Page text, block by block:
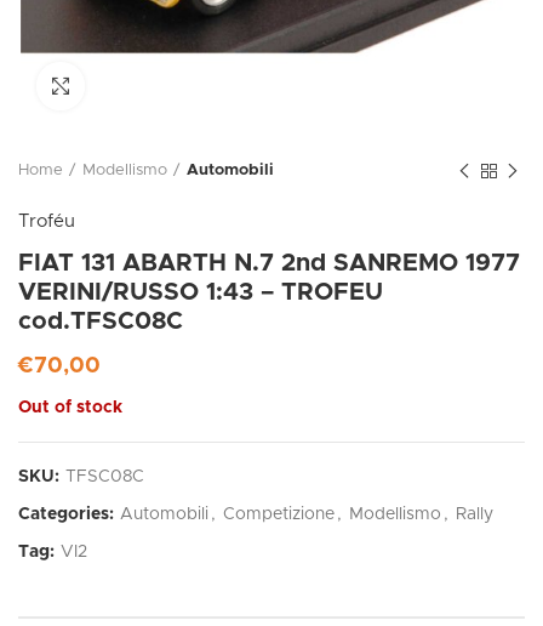
Home Modellismo Automobili
Troféu
FIAT 131 ABARTH N.7 2nd SANREMO 1977
VERINI/RUSSO 1:43 – TROFEU
cod.TFSC08C
€70,00
Out of stock
SKU: TFSC08C
Categories: Automobili , Competizione , Modellismo , Rally
Tag: VI2